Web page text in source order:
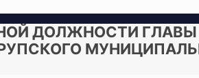
ДОЛЖНОСТИ ГЛАВЫ